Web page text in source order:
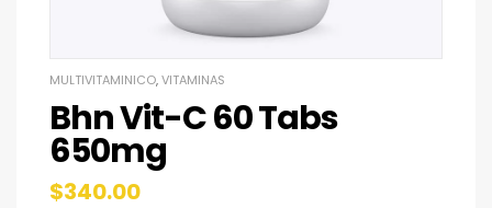
MULTIVITAMINICO,VITAMINAS
Bhn Vit-C 60 Tabs
650mg
$340.00